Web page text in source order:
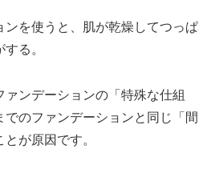
ンを使うと、肌が乾燥してつっぱ
る。
ァンデーションの「特殊な仕組
のファンデーションと同じ「間
が原因です。